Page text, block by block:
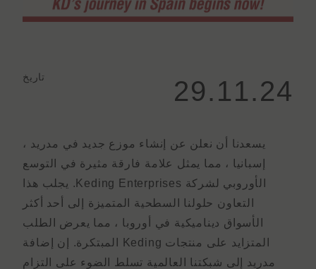
تاريخ 29.11.24
يسعدنا أن نعلن عن إنشاء موزع جديد في مدريد ،
إسبانيا ، مما يمثل علامة فارقة مثيرة في التوسع
الأوروبي لشركة Keding Enterprises. يجلب هذا
التعاون حلولنا السطحية المتميزة إلى أحد أكثر
الأسواق ديناميكية في أوروبا ، مما يعرض الطلب
المتزايد على منتجات Keding المبتكرة. إن إضافة
مدريد إلى شبكتنا العالمية تسلط الضوء على التزام